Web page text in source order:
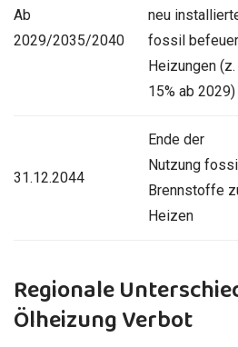
Ab
2029/2035/2040
neu
fossil
Heizungen (z.
15% ab 2029)
31.12.2044
Ende der
Nutzung
Brennstoffe
Heizen
Regionale
Ölheizung Verbot